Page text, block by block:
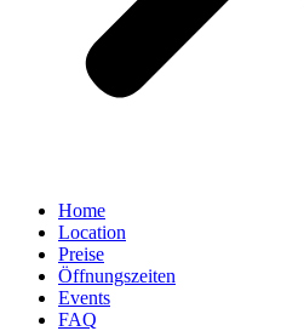
Home
Location
Preise
Öffnungszeiten
Events
FAQ